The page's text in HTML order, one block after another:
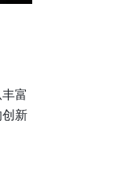
富
新